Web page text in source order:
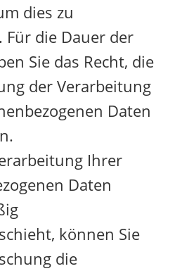
dies zu
die Dauer der
Sie das Recht, die
der Verarbeitung
Daten
Ihrer
Daten
können Sie
die